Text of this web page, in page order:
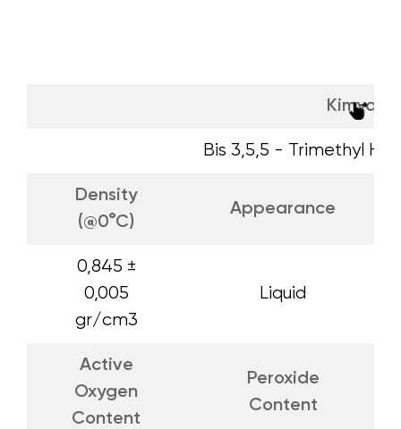
Kimyasal
Bis 3,5,5 - Trimethyl
Density
(@0°C)
Appearance
0,845 ±
0,005
gr/cm3
Liquid
Active
Oxygen
Content
Peroxide
Content